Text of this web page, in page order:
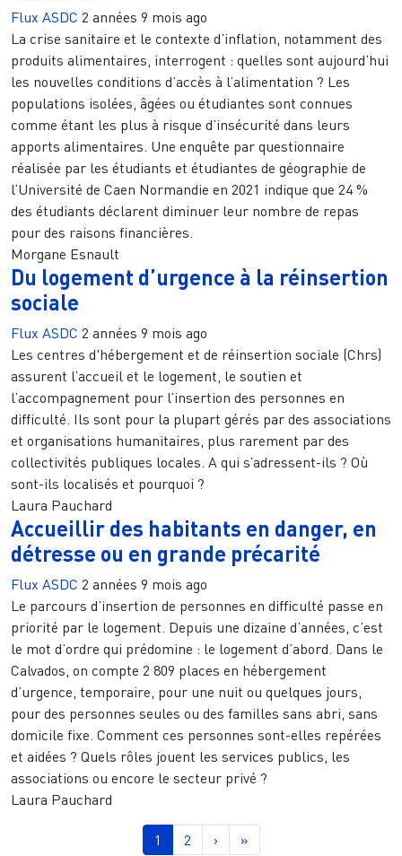
Flux ASDC 2 années 9 mois ago
La crise sanitaire et le contexte d’inflation, notamment des
produits alimentaires, interrogent : quelles sont aujourd’hui
les nouvelles conditions d’accès à l’alimentation ? Les
populations isolées, âgées ou étudiantes sont connues
comme étant les plus à risque d’insécurité dans leurs
apports alimentaires. Une enquête par questionnaire
réalisée par les étudiants et étudiantes de géographie de
l’Université de Caen Normandie en 2021 indique que 24 %
des étudiants déclarent diminuer leur nombre de repas
pour des raisons financières.
Morgane Esnault
Du logement d’urgence à la réinsertion
sociale
Flux ASDC 2 années 9 mois ago
Les centres d'hébergement et de réinsertion sociale (Chrs)
assurent l’accueil et le logement, le soutien et
l’accompagnement pour l’insertion des personnes en
difficulté. Ils sont pour la plupart gérés par des associations
et organisations humanitaires, plus rarement par des
collectivités publiques locales. A qui s’adressent-ils ? Où
sont-ils localisés et pourquoi ?
Laura Pauchard
Accueillir des habitants en danger, en
détresse ou en grande précarité
Flux ASDC 2 années 9 mois ago
Le parcours d’insertion de personnes en difficulté passe en
priorité par le logement. Depuis une dizaine d’années, c’est
le mot d’ordre qui prédomine : le logement d’abord. Dans le
Calvados, on compte 2 809 places en hébergement
d’urgence, temporaire, pour une nuit ou quelques jours,
pour des personnes seules ou des familles sans abri, sans
domicile fixe. Comment ces personnes sont-elles repérées
et aidées ? Quels rôles jouent les services publics, les
associations ou encore le secteur privé ?
Laura Pauchard
Page courante
1 Page
2 Page suivante
› Dernière page
»